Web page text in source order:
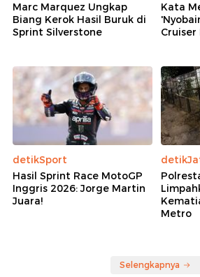
Marc Marquez Ungkap
Biang Kerok Hasil Buruk di
Sprint Silverstone
Kata
Cruiser
detikSport
Hasil Sprint Race MotoGP
Inggris 2026: Jorge Martin
Juara!
Metro
Selengkapnya